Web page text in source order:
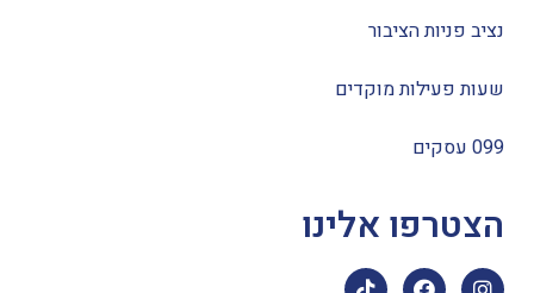
נציב פניות הציבור
שעות פעילות מוקדים
099 עסקים
הצטרפו אלינו